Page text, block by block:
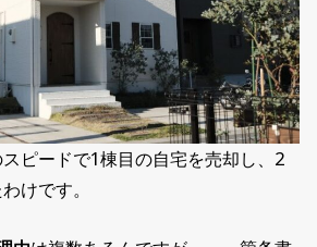
ピードで1棟目の自宅を売却し、2
けです。